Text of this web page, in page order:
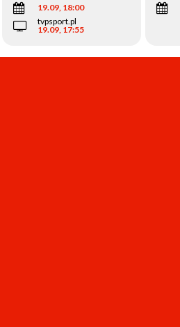
19.09, 18:00
tvpsport.pl
19.09, 17:55